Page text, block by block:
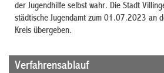
der Jugendhilfe selbst wahr. Die Stadt
städtische Jugendamt zum 01.07.2023 an
Kreis übergeben.
Verfahrensablauf